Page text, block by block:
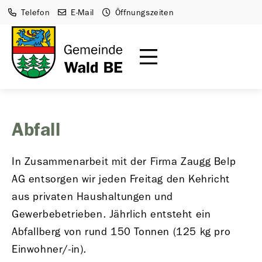
Telefon E-Mail Öffnungszeiten
Abfall
In Zusammenarbeit mit der Firma Zaugg Belp
AG entsorgen wir jeden Freitag den Kehricht
aus privaten Haushaltungen und
Gewerbebetrieben. Jährlich entsteht ein
Abfallberg von rund 150 Tonnen (125 kg pro
Einwohner/-in).